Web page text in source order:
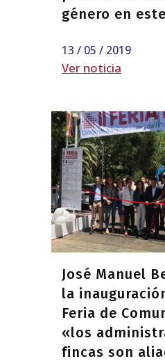
género en
13 / 05 / 2019
Ver noticia
José Manuel
la
Feria de
«los
fincas son